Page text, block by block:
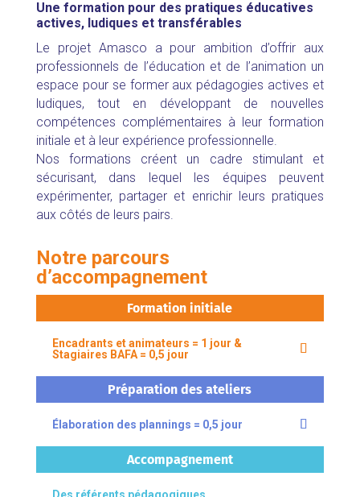
Une formation pour des pratiques éducatives
actives, ludiques et transférables
Le projet Amasco a pour ambition d’offrir aux
professionnels de l’éducation et de l’animation un
espace pour se former aux pédagogies actives et
ludiques, tout en développant de nouvelles
compétences complémentaires à leur formation
initiale et à leur expérience professionnelle.
Nos formations créent un cadre stimulant et
sécurisant, dans lequel les équipes peuvent
expérimenter, partager et enrichir leurs pratiques
aux côtés de leurs pairs.
Notre parcours
d’accompagnement
Formation initiale
Encadrants et animateurs = 1 jour &
Stagiaires BAFA = 0,5 jour
Préparation des ateliers
Élaboration des plannings = 0,5 jour
Accompagnement